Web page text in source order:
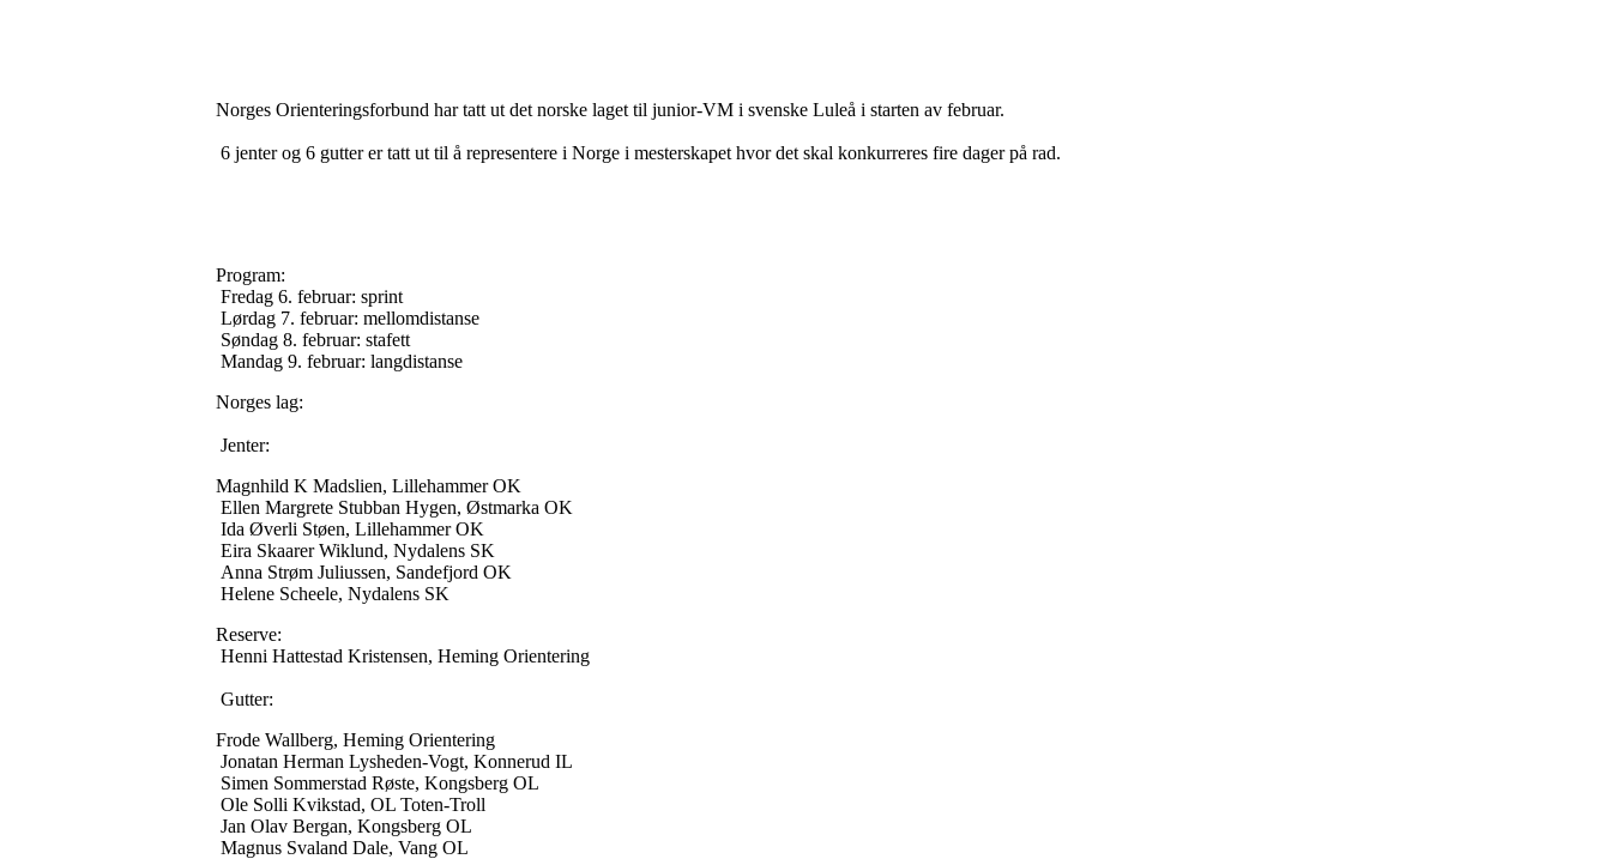
Norges Orienteringsforbund har tatt ut det norske laget til junior-VM i svenske Luleå i starten av februar.
6 jenter og 6 gutter er tatt ut til å representere i Norge i mesterskapet hvor det skal konkurreres fire dager på rad.
Program:
Fredag 6. februar: sprint
Lørdag 7. februar: mellomdistanse
Søndag 8. februar: stafett
Mandag 9. februar: langdistanse
Norges lag:
Jenter:
Magnhild K Madslien, Lillehammer OK
Ellen Margrete Stubban Hygen, Østmarka OK
Ida Øverli Støen, Lillehammer OK
Eira Skaarer Wiklund, Nydalens SK
Anna Strøm Juliussen, Sandefjord OK
Helene Scheele, Nydalens SK
Reserve:
Henni Hattestad Kristensen, Heming Orientering
Gutter:
Frode Wallberg, Heming Orientering
Jonatan Herman Lysheden-Vogt, Konnerud IL
Simen Sommerstad Røste, Kongsberg OL
Ole Solli Kvikstad, OL Toten-Troll
Jan Olav Bergan, Kongsberg OL
Magnus Svaland Dale, Vang OL